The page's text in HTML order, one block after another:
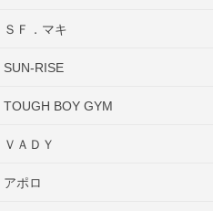
ＳＦ．マキ
SUN-RISE
TOUGH BOY GYM
ＶＡＤＹ
アポロ